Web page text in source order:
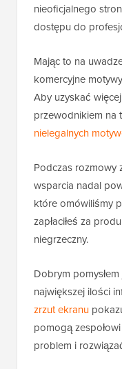
nieoficjalnego
dostępu do
Mając to na
komercyjne
Aby uzyskać
przewodnikiem na
nielegalnych
Podczas rozmowy
wsparcia nadal
które omówiliśmy
zapłaciłeś za
niegrzeczny.
Dobrym
największej ilości
zrzut ekranu
pomogą
problem i